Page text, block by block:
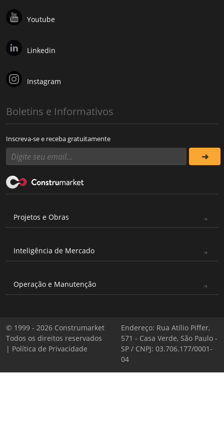
Youtube
Linkedin
Instagram
Boletins e Informativos
Inscreva-se e receba gratuitamente
Projetos e Obras
Inteligência de Mercado
Operação e Manutenção
© 1999 - 2026 Construmarket
Todos os direitos reservados
| Política de Privacidade
Endereço: Rua Atílio Piffer,
571 - Casa Verde, São Paulo -
SP / CNPJ: 03.706.177/0001-
04